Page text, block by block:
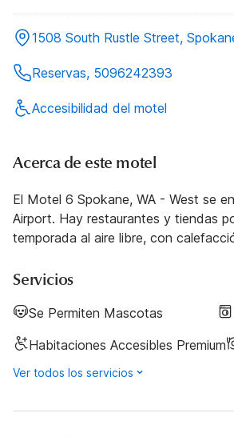
1508 South Rustle Street,
Reservas, 5096242393
Accesibilidad del motel
Acerca de este motel
El Motel 6 Spokane, WA - West se
Airport. Hay restaurantes y tiendas
temporada al aire libre, con
Servicios
Se Permiten Mascotas
Habitaciones Accesibles Premium
Ver todos los servicios